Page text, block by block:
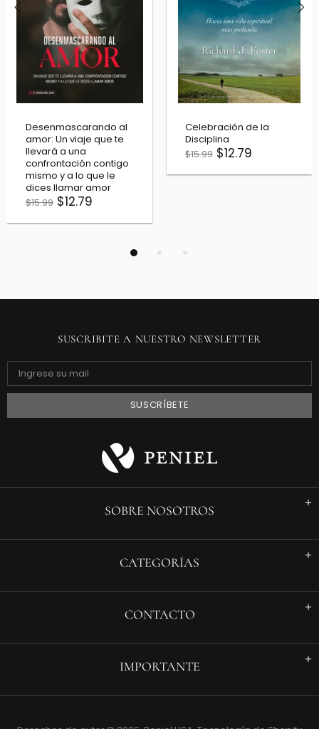
Desenmascarando al
amor: Un viaje que te
llevará a una
confrontación contigo
mismo y a lo que le
dices llamar amor
$15.99 $12.79
Celebración de la
Disciplina
$15.99 $12.79
SUSCRIBITE A NUESTRO NEWSLETTER
SOBRE NOSOTROS
CATEGORÍAS
CONTACTO
IMPORTANTE